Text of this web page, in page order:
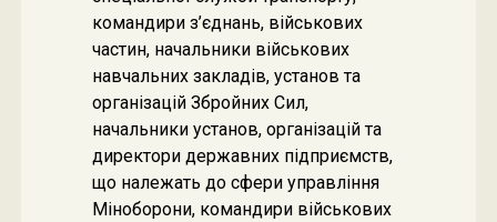
командири з’єднань, військових
частин, начальники військових
навчальних закладів, установ та
організацій Збройних Сил,
начальники установ, організацій та
директори державних підприємств,
що належать до сфери управління
Міноборони, командири військових